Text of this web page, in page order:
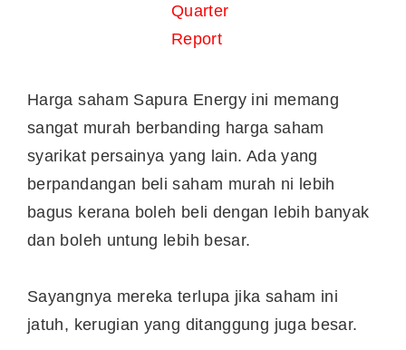
Quarter
Report
Harga saham Sapura Energy ini memang
sangat murah berbanding harga saham
syarikat persainya yang lain. Ada yang
berpandangan beli saham murah ni lebih
bagus kerana boleh beli dengan lebih banyak
dan boleh untung lebih besar.
Sayangnya mereka terlupa jika saham ini
jatuh, kerugian yang ditanggung juga besar.